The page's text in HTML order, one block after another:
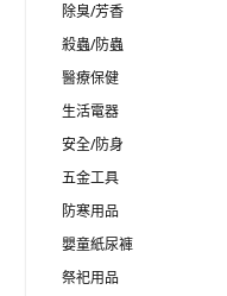
除臭/芳香
殺蟲/防蟲
醫療保健
生活電器
安全/防身
五金工具
防寒用品
嬰童紙尿褲
祭祀用品